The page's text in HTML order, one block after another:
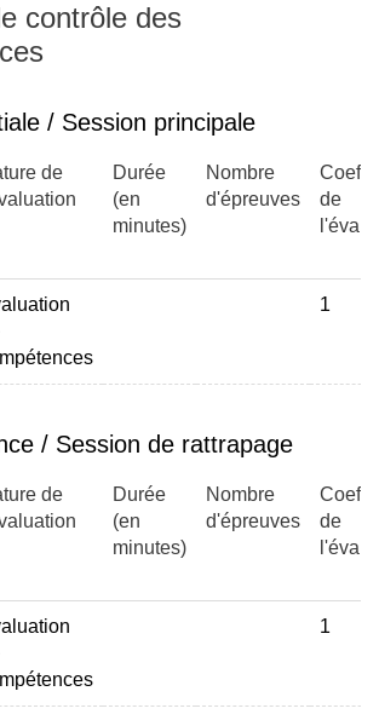
contrôle des
/ Session principale
de
Durée
(en
minutes)
Nombre
d'épreuves
de
1
/ Session de rattrapage
de
Durée
(en
minutes)
Nombre
d'épreuves
de
1